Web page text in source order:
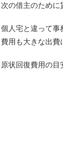
次の借主のために
個人宅と違って事
費用も大きな出費
原状回復費用の目